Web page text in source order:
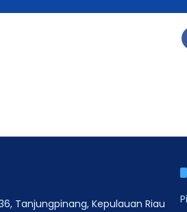
Tanjungpinang, Kepulauan Riau